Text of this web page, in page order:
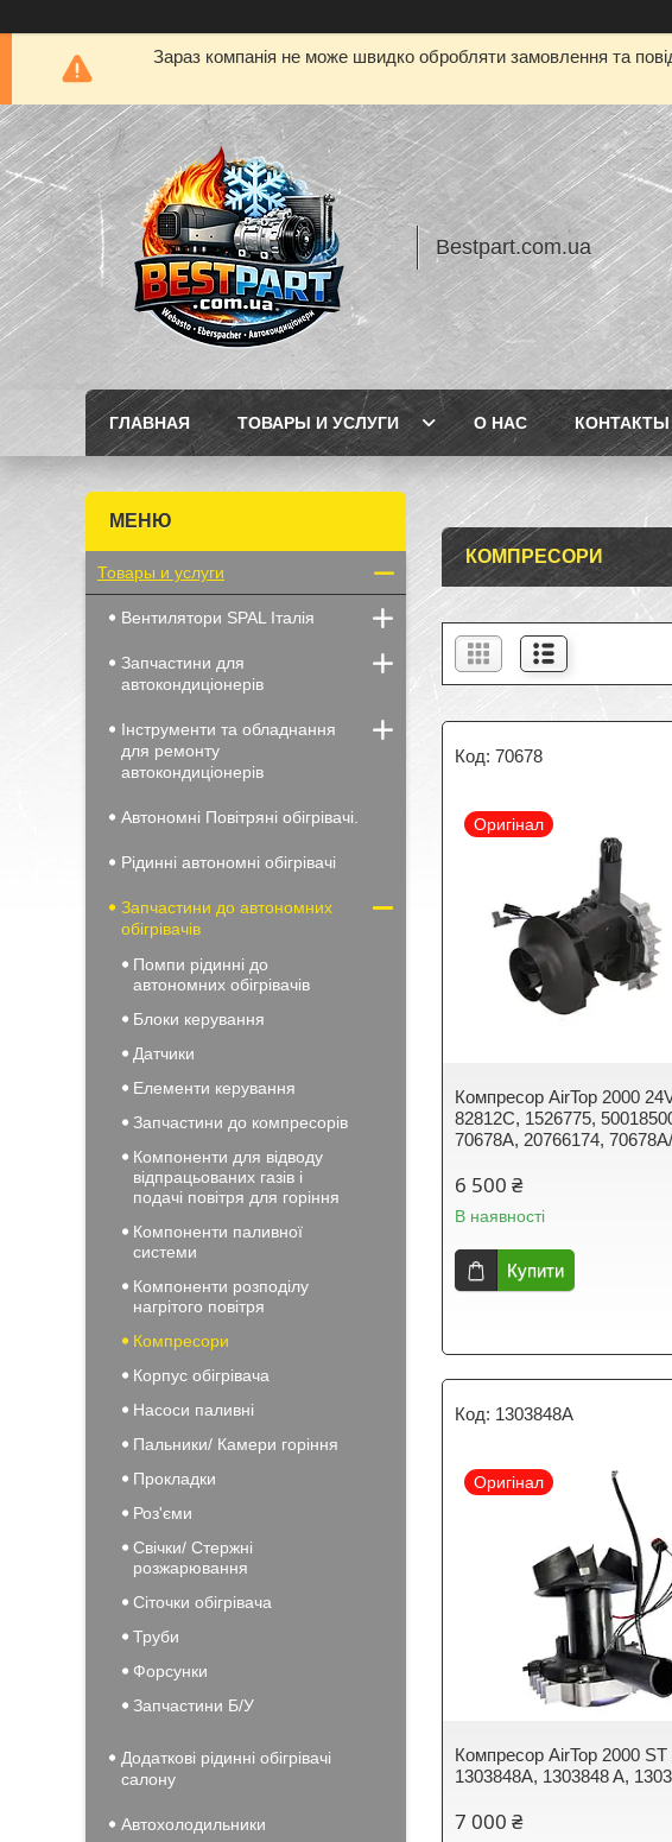
Зараз компанія не може швидко обробляти замовлення та
Bestpart.com.ua
ГЛАВНАЯ ТОВАРЫ И УСЛУГИ О НАС КОНТАКТЫ
КОМПРЕСОРИ
70678
Оригінал
Компресор AirTop 2000
82812C, 1526775,
70678A, 20766174,
6 500 ₴
В наявності
Купити
1303848A
Оригінал
Компресор AirTop 2000 ST
1303848A, 1303848 A,
7 000 ₴
Товары и услуги
Вентилятори SPAL Італія
Запчастини для
автокондиціонерів
Інструменти та обладнання
для ремонту
автокондиціонерів
Автономні Повітряні обігрівачі.
Рідинні автономні обігрівачі
Запчастини до автономних
обігрівачів
Помпи рідинні до
автономних обігрівачів
Блоки керування
Датчики
Елементи керування
Запчастини до компресорів
Компоненти для відводу
відпрацьованих газів і
подачі повітря для горіння
Компоненти паливної
системи
Компоненти розподілу
нагрітого повітря
Компресори
Корпус обігрівача
Насоси паливні
Пальники/ Камери горіння
Прокладки
Роз'єми
Свічки/ Стержні
розжарювання
Сіточки обігрівача
Труби
Форсунки
Запчастини Б/У
Додаткові рідинні обігрівачі
салону
Автохолодильники